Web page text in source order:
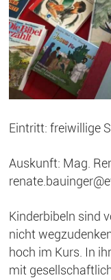
Eintritt: freiwillige
Auskunft: Mag.
Kinderbibeln sind
nicht
hoch im Kurs. In
mit